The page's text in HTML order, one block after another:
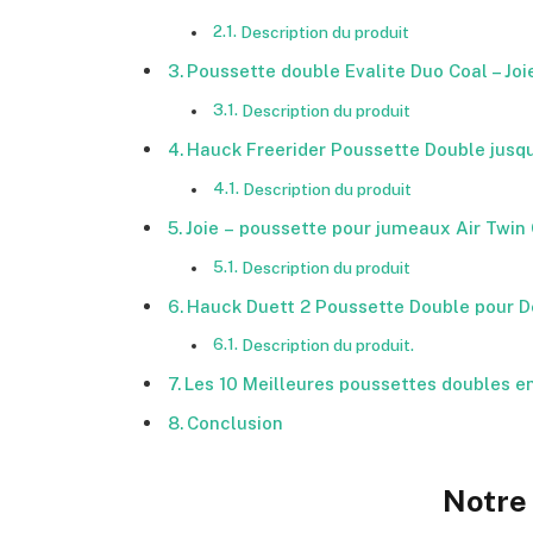
Description du produit
Poussette double Evalite Duo Coal –
Description du produit
Hauck Freerider Poussette Double
Description du produit
Joie – poussette pour jumeaux Air Twin
Description du produit
Hauck Duett 2 Poussette Double pour
Description du produit.
Les 10 Meilleures poussettes doubles
Conclusion